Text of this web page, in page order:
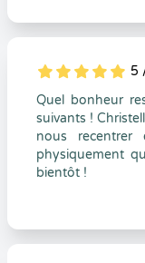
5
1
5
0 5
Quel bonheur
suivants !
nous
physiquement
bientôt !